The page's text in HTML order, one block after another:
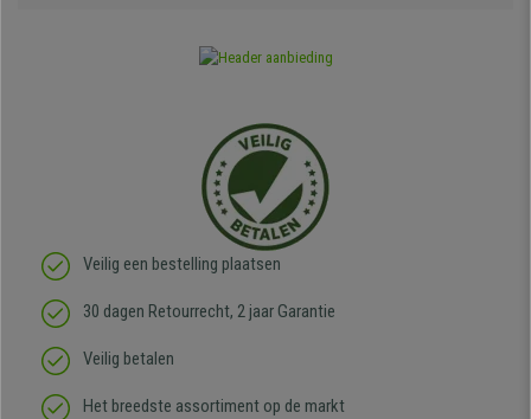
Veilig een bestelling plaatsen
30 dagen Retourrecht, 2 jaar Garantie
Veilig betalen
Het breedste assortiment op de markt